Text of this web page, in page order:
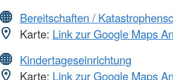
Bereitschaften /
Karte: Link zur Google Maps
Kindertageseinrichtung
Karte: Link zur Google Maps